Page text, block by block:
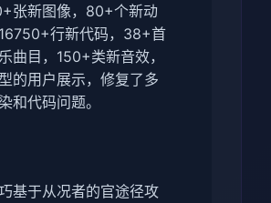
张新图像，80+个新动
行新代码，38+首
曲目，150+类新音效，
的用户展示，修复了多
和代码问题。
基于从况者的官途径攻